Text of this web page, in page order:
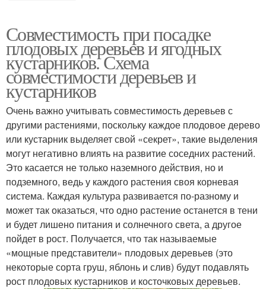
Совместимость при посадке
плодовых деревьев и ягодных
кустарников. Схема
совместимости деревьев и
кустарников
Очень важно учитывать совместимость деревьев с
другими растениями, поскольку каждое плодовое дерево
или кустарник выделяет свой «секрет», такие выделения
могут негативно влиять на развитие соседних растений.
Это касается не только наземного действия, но и
подземного, ведь у каждого растения своя корневая
система. Каждая культура развивается по-разному и
может так оказаться, что одно растение останется в тени
и будет лишено питания и солнечного света, а другое
пойдет в рост. Получается, что так называемые
«мощные представители» плодовых деревьев (это
некоторые сорта груш, яблонь и слив) будут подавлять
рост плодовых кустарников и косточковых деревьев.